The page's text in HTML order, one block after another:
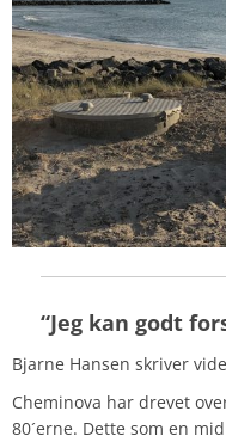
“Jeg kan godt
Bjarne Hansen skriver
Cheminova har drevet
80´erne. Dette som en